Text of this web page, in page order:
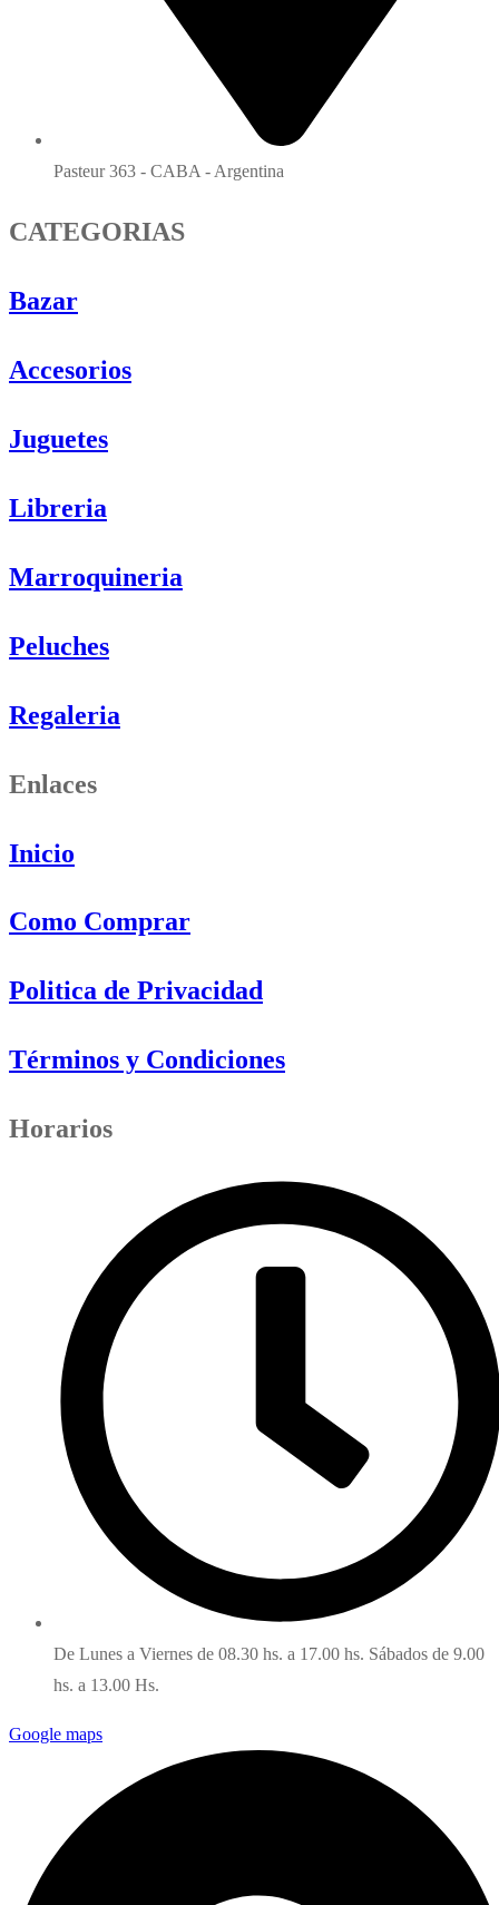
Pasteur 363 - CABA - Argentina
CATEGORIAS
Bazar
Accesorios
Juguetes
Libreria
Marroquineria
Peluches
Regaleria
Enlaces
Inicio
Como Comprar
Politica de Privacidad
Términos y Condiciones
Horarios
De Lunes a Viernes de 08.30 hs. a 17.00 hs. Sábados de 9.00
hs. a 13.00 Hs.
Google maps